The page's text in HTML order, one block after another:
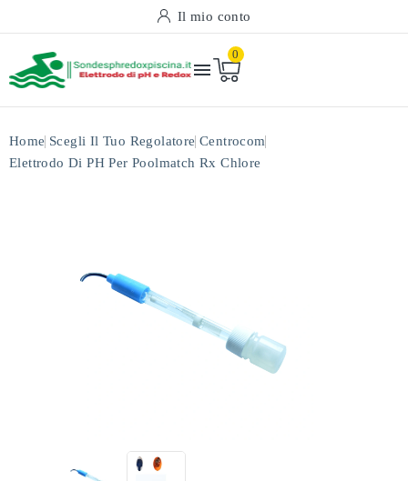
Il mio conto

0
Home Scegli Il Tuo Regolatore Centrocom
Elettrodo Di PH Per Poolmatch Rx Chlore